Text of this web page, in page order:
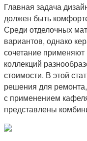
Главная задача
должен быть
Среди отделочных
вариантов, однако
сочетание
коллекций
стоимости. В этой
решения для
с применением
представлены